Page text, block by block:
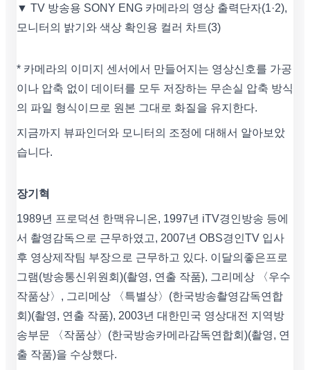
▼ TV 방송용 SONY ENG 카메라의 영상 출력단자(1·2),
모니터의 밝기와 색상 확인용 컬러 차트(3)
* 카메라의 이미지 센서에서 만들어지는 영상신호를 가공
이나 압축 없이 데이터를 모두 저장하는 무손실 압축 방식
의 파일 형식이므로 원본 그대로 화질을 유지한다.
지금까지 뷰파인더와 모니터의 조정에 대해서 알아보았
습니다.
장기혁
1989년 프로덕션 한맥유니온, 1997년 iTV경인방송 등에
서 촬영감독으로 근무하였고, 2007년 OBS경인TV 입사
후 영상제작팀 부장으로 근무하고 있다. 이달의좋은프로
그램(방송통신위원회)(촬영, 연출 작품), 그리메상 〈우수
작품상〉, 그리메상 〈특별상〉(한국방송촬영감독연합
회)(촬영, 연출 작품), 2003년 대한민국 영상대전 지역방
송부문 〈작품상〉(한국방송카메라감독연합회)(촬영, 연
출 작품)을 수상했다.